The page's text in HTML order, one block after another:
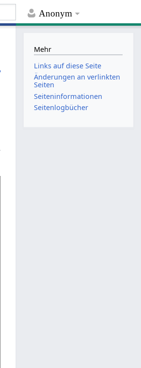
Anonym
Mehr
Links auf diese Seite
Änderungen an verlinkten
Seiten
Seiten­­informationen
Seitenlogbücher